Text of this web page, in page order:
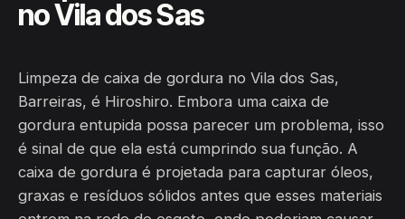
no Vila dos Sas
Limpeza de caixa de gordura no Vila dos Sas,
Barreiras, é Hiroshiro. Embora uma caixa de
gordura entupida possa parecer um problema, isso
é sinal de que ela está cumprindo sua função. A
caixa de gordura é projetada para capturar óleos,
graxas e resíduos sólidos antes que esses materiais